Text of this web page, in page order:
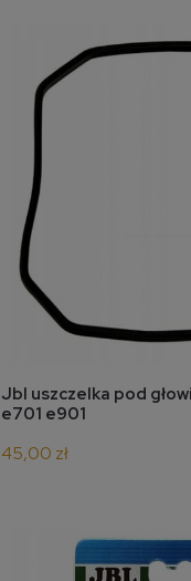
do
Jbl uszczelka pod
e701 e901
45,00 zł